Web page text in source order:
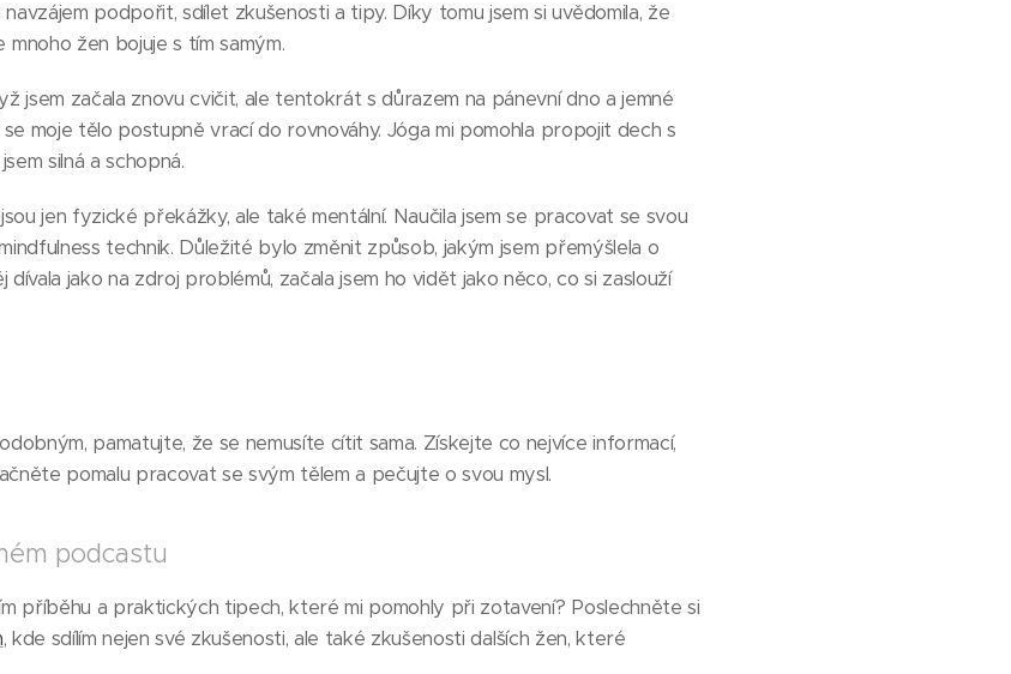
podpořit, sdílet zkušenosti a tipy. Díky tomu jsem si uvědomila, že
žen bojuje s tím samým.
jsem začala znovu cvičit, ale tentokrát s důrazem na pánevní dno a jemné
se moje tělo postupně vrací do rovnováhy. Jóga mi pomohla propojit dech s
silná a schopná.
jen fyzické překážky, ale také mentální. Naučila jsem se pracovat se svou
technik. Důležité bylo změnit způsob, jakým jsem přemýšlela o
jako na zdroj problémů, začala jsem ho vidět jako něco, co si zaslouží
pamatujte, že se nemusíte cítit sama. Získejte co nejvíce informací,
pomalu pracovat se svým tělem a pečujte o svou mysl.
podcastu
příběhu a praktických tipech, které mi pomohly při zotavení? Poslechněte si
, kde sdílím nejen své zkušenosti, ale také zkušenosti dalších žen, které